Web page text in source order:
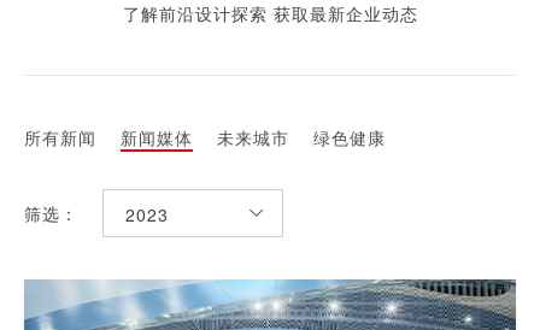
了解前沿设计探索 获取最新企业动态
所有新闻 新闻媒体 未来城市 绿色健康
筛选： 2023